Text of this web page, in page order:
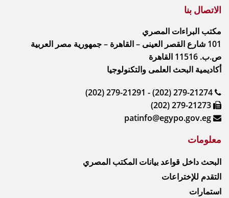
الاتصال بنا
مكتب البراءات المصري
101 شارع القصر العينى – القاهرة – جمهورية مصر العربية
ص.ب. 11516 القاهرة
أكاديمية البحث العلمى والتكنولوجيا
(202) 279-21291 - (202) 279-21274
(202) 279-21273
patinfo@egypo.gov.eg
معلومات
البحث داخل قواعد بيانات المكتب المصري
التقدم للإختراعات
استمارات